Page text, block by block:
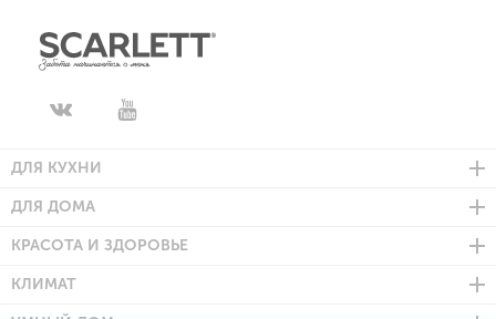
ДЛЯ КУХНИ
ДЛЯ ДОМА
КРАСОТА И ЗДОРОВЬЕ
КЛИМАТ